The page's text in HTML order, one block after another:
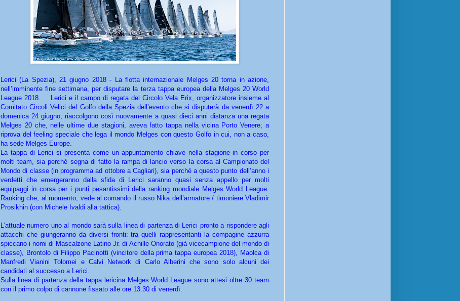
Lerici (La Spezia), 21 giugno 2018 - La flotta internazionale Melges 20 torna in azione,
nell’imminente fine settimana, per disputare la terza tappa europea della Melges 20 World
League 2018. Lerici e il campo di regata del Circolo Vela Erix, organizzatore insieme al
Comitato Circoli Velici del Golfo della Spezia dell’evento che si disputerà da venerdì 22 a
domenica 24 giugno, riaccolgono così nuovamente a quasi dieci anni distanza una regata
Melges 20 che, nelle ultime due stagioni, aveva fatto tappa nella vicina Porto Venere; a
riprova del feeling speciale che lega il mondo Melges con questo Golfo in cui, non a caso,
ha sede Melges Europe.
La tappa di Lerici si presenta come un appuntamento chiave nella stagione in corso per
molti team, sia perché segna di fatto la rampa di lancio verso la corsa al Campionato del
Mondo di classe (in programma ad ottobre a Cagliari), sia perché a questo punto dell’anno i
verdetti che emergeranno dalla sfida di Lerici saranno quasi senza appello per molti
equipaggi in corsa per i punti pesantissimi della ranking mondiale Melges World League.
Ranking che, al momento, vede al comando il russo Nika dell’armatore / timoniere Vladimir
Prosikhin (con Michele Ivaldi alla tattica).
L’attuale numero uno al mondo sarà sulla linea di partenza di Lerici pronto a rispondere agli
attacchi che giungeranno da diversi fronti: tra quelli rappresentanti la compagine azzurra
spiccano i nomi di Mascalzone Latino Jr. di Achille Onorato (già vicecampione del mondo di
classe), Brontolo di Filippo Pacinotti (vincitore della prima tappa europea 2018), Maolca di
Manfredi Vianini Tolomei e Calvi Network di Carlo Alberini che sono solo alcuni dei
candidati al successo a Lerici.
Sulla linea di partenza della tappa lericina Melges World League sono attesi oltre 30 team
con il primo colpo di cannone fissato alle ore 13.30 di venerdì.